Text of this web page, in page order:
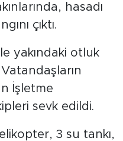
hasadı
çıktı.
yakındaki otluk
İşletme
sevk edildi.
3 su tankı,